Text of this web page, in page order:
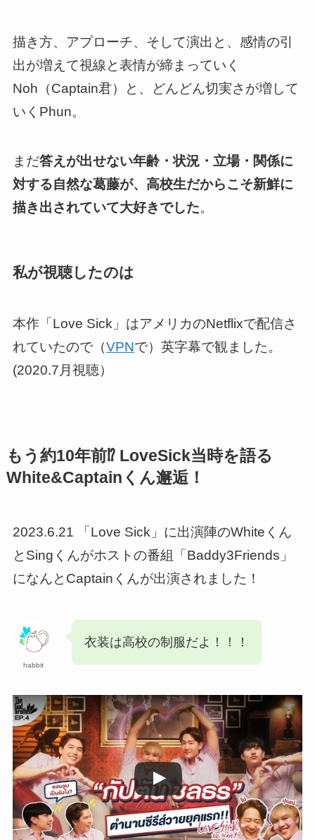
描き方、アプローチ、そして演出と、感情の引
出が増えて視線と表情が締まっていく
Noh（Captain君）と、どんどん切実さが増して
いくPhun。
まだ答えが出せない年齢・状況・立場・関係に
対する自然な葛藤が、高校生だからこそ新鮮に
描き出されていて大好きでした。
私が視聴したのは
本作「Love Sick」はアメリカのNetflixで配信さ
れていたので（VPNで）英字幕で観ました。
(2020.7月視聴）
もう約10年前⁉️ LoveSick当時を語る
White&Captainくん邂逅！
2023.6.21 「Love Sick」に出演陣のWhiteくん
とSingくんがホストの番組「Baddy3Friends」
になんとCaptainくんが出演されました！
habbit
衣装は高校の制服だよ！！！
この動画を YouTube で視聴